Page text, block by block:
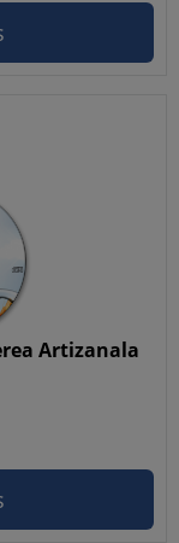
Artizanala